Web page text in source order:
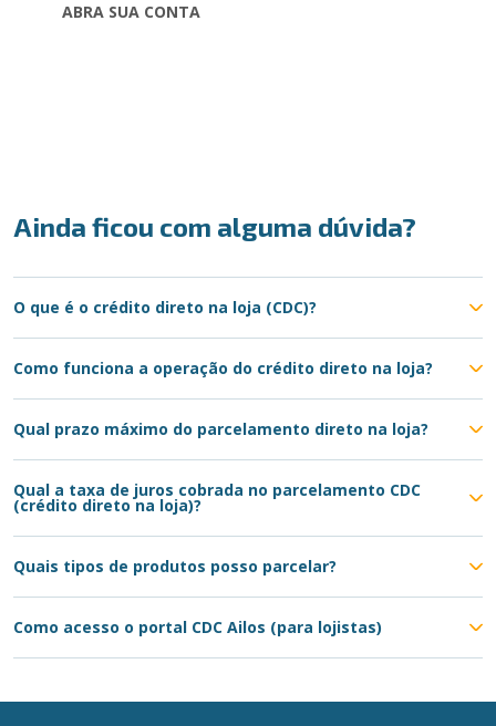
ABRA SUA CONTA
Ainda ficou com alguma dúvida?
O que é o crédito direto na loja (CDC)?
Como funciona a operação do crédito direto na loja?
Qual prazo máximo do parcelamento direto na loja?
Qual a taxa de juros cobrada no parcelamento CDC
(crédito direto na loja)?
Quais tipos de produtos posso parcelar?
Como acesso o portal CDC Ailos (para lojistas)